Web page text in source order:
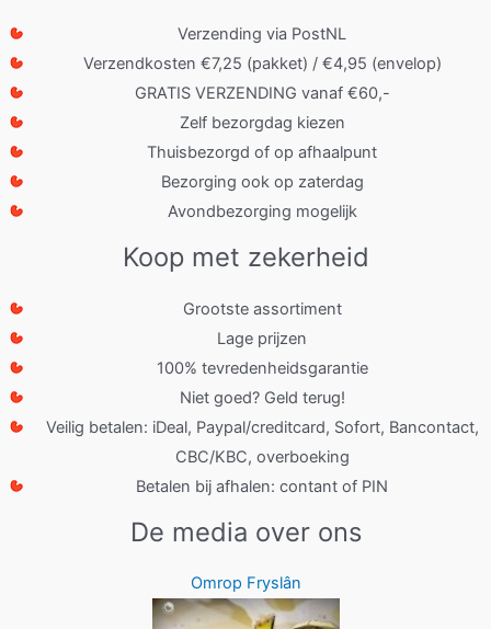
Verzending via PostNL
Verzendkosten €7,25 (pakket) / €4,95 (envelop)
GRATIS VERZENDING vanaf €60,-
Zelf bezorgdag kiezen
Thuisbezorgd of op afhaalpunt
Bezorging ook op zaterdag
Avondbezorging mogelijk
Koop met zekerheid
Grootste assortiment
Lage prijzen
100% tevredenheidsgarantie
Niet goed? Geld terug!
Veilig betalen: iDeal, Paypal/creditcard, Sofort, Bancontact,
CBC/KBC, overboeking
Betalen bij afhalen: contant of PIN
De media over ons
Omrop Fryslân